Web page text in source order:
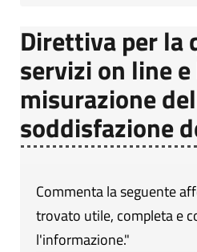
Direttiva per la
servizi on line
misurazione
soddisfazione
Commenta la seguente
trovato utile, completa e
l'informazione."